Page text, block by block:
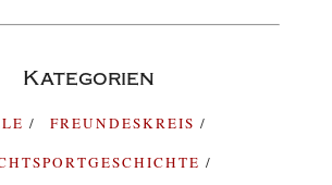
Kategorien
FREUNDESKREIS